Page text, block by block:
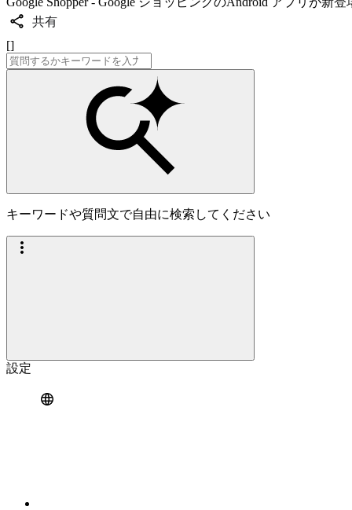
共有
[]
キーワードや質問文で自由に検索してください
設定